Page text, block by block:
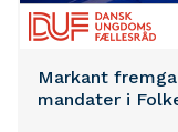
Markant
mandater i